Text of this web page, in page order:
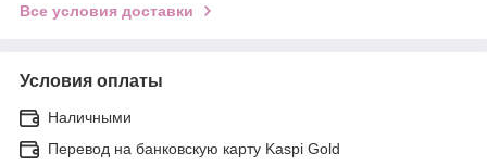
Все условия доставки
Условия оплаты
Наличными
Перевод на банковскую карту Kaspi Gold